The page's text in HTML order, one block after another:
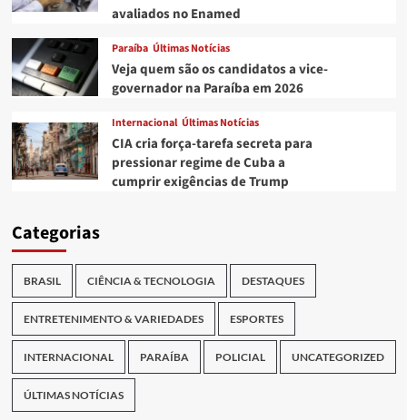
avaliados no Enamed
Paraíba Últimas Notícias
Veja quem são os candidatos a vice-
governador na Paraíba em 2026
Internacional Últimas Notícias
CIA cria força-tarefa secreta para
pressionar regime de Cuba a
cumprir exigências de Trump
Categorias
BRASIL CIÊNCIA & TECNOLOGIA DESTAQUES
ENTRETENIMENTO & VARIEDADES ESPORTES
INTERNACIONAL PARAÍBA POLICIAL UNCATEGORIZED
ÚLTIMAS NOTÍCIAS